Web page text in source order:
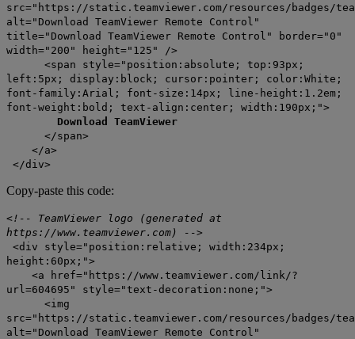
src="https://static.teamviewer.com/resources/badges/
alt="Download TeamViewer Remote Control"
title="Download TeamViewer Remote Control" border="0"
width="200" height="125" />
<span style="position:absolute; top:93px;
left:5px; display:block; cursor:pointer; color:White;
font-family:Arial; font-size:14px; line-height:1.2em;
font-weight:bold; text-align:center; width:190px;">
Download TeamViewer
</span>
</a>
</div>
Copy-paste this code:
<!-- TeamViewer logo (generated at
https://www.teamviewer.com) -->
<div style="position:relative; width:234px;
height:60px;">
<a href="https://www.teamviewer.com/link/?
url=604695" style="text-decoration:none;">
<img
src="https://static.teamviewer.com/resources/badges/
alt="Download TeamViewer Remote Control"